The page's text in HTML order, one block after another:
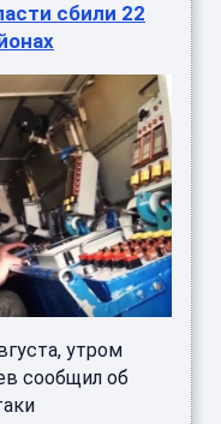
сбили 22
утром
сообщил об